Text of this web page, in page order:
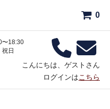
0
〜18:30
日
こんにちは、ゲストさん
ログインは こちら